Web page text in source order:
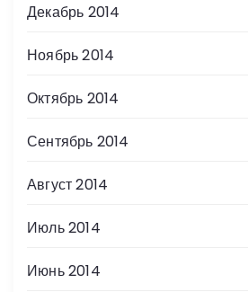
Декабрь 2014
Ноябрь 2014
Октябрь 2014
Сентябрь 2014
Август 2014
Июль 2014
Июнь 2014